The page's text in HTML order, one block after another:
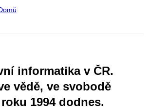
informatika v ČR.
vědě, ve svobodě
1994 dodnes.